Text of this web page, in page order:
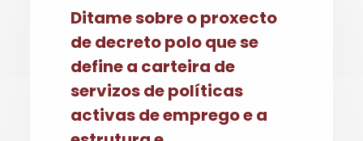
Ditame sobre o proxecto
de decreto polo que se
define a carteira de
servizos de políticas
activas de emprego e a